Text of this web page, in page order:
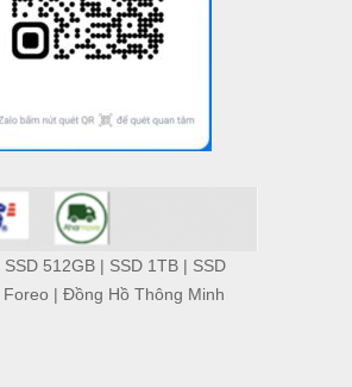
SSD 512GB| SSD 1TB| SSD
Foreo | Đồng Hồ Thông Minh